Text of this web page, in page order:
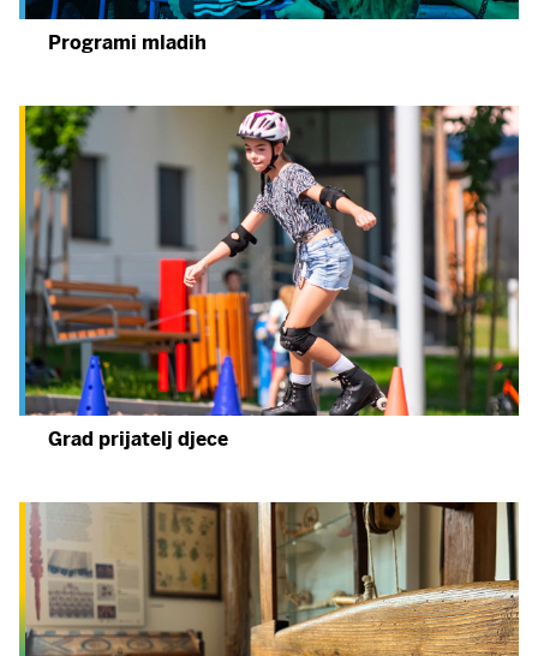
Programi mladih
Grad prijatelj djece